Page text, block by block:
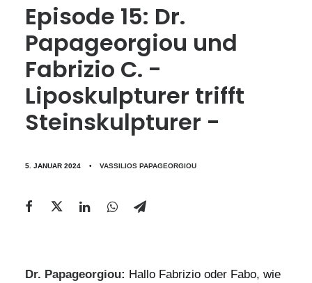
Episode 15: Dr.
Papageorgiou und
Fabrizio C. -
Liposkulpturer trifft
Steinskulpturer -
5. JANUAR 2024 • VASSILIOS PAPAGEORGIOU
Dr. Papageorgiou: Hallo Fabrizio oder Fabo, wie